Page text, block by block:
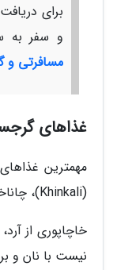
برای
و سفر به
مسافرتی و
غذاهای
(Khinkali)، چاناخی (Chanakhi) هستند.
خاچاپوری از
نیست با نان و